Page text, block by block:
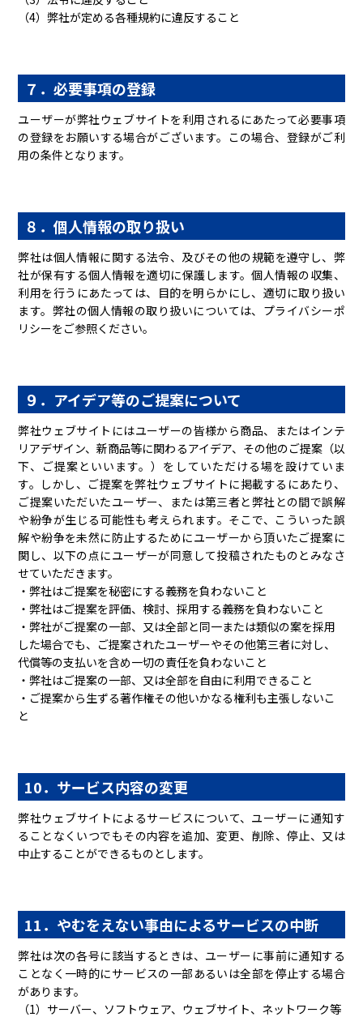
（4）弊社が定める各種規約に違反すること
７．必要事項の登録
ユーザーが弊社ウェブサイトを利用されるにあたって必要事項
の登録をお願いする場合がございます。この場合、登録がご利
用の条件となります。
８．個人情報の取り扱い
弊社は個人情報に関する法令、及びその他の規範を遵守し、弊
社が保有する個人情報を適切に保護します。個人情報の収集、
利用を行うにあたっては、目的を明らかにし、適切に取り扱い
ます。弊社の個人情報の取り扱いについては、 プライバシーポ
リシーをご参照ください。
９．アイデア等のご提案について
弊社ウェブサイトにはユーザーの皆様から商品、またはインテ
リアデザイン、新商品等に関わるアイデア、その他のご提案（以
下、ご提案といいます。）をしていただける場を設けていま
す。しかし、ご提案を弊社ウェブサイトに掲載するにあたり、
ご提案いただいたユーザー、または第三者と弊社との間で誤解
や紛争が生じる可能性も考えられます。そこで、こういった誤
解や紛争を未然に防止するためにユーザーから頂いたご提案に
関し、以下の点にユーザーが同意して投稿されたものとみなさ
せていただきます。
・弊社はご提案を秘密にする義務を負わないこと
・弊社はご提案を評価、検討、採用する義務を負わないこと
・弊社がご提案の一部、又は全部と同一または類似の案を採用
した場合でも、ご提案されたユーザーやその他第三者に対し、
代償等の支払いを含め一切の責任を負わないこと
・弊社はご提案の一部、又は全部を自由に利用できること
・ご提案から生ずる著作権その他いかなる権利も主張しないこ
と
10．サービス内容の変更
弊社ウェブサイトによるサービスについて、ユーザーに通知す
ることなくいつでもその内容を追加、変更、削除、停止、又は
中止することができるものとします。
11．やむをえない事由によるサービスの中断
弊社は次の各号に該当するときは、ユーザーに事前に通知する
ことなく一時的にサービスの一部あるいは全部を停止する場合
があります。
（1）サーバー、ソフトウェア、ウェブサイト、ネットワーク等